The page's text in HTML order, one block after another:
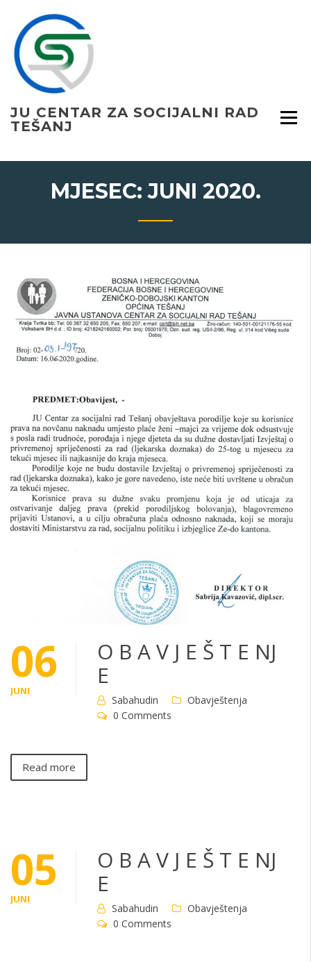
content
JU CENTAR ZA SOCIJALNI RAD
TEŠANJ
MJESEC:JUNI 2020.
06
JUNI
O B A V J E Š T E NJ
E
Sabahudin
Obavještenja
0 Comments
Read more
05
JUNI
O B A V J E Š T E NJ
E
Sabahudin
Obavještenja
0 Comments